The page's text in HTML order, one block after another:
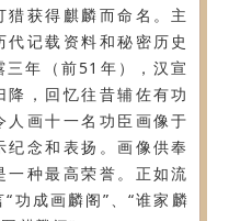
猎获得麒麟而命名。主
代记载资料和秘密历史
三年（前51年），汉宣
降，回忆往昔辅佐有功
人画十一名功臣画像于
纪念和表扬。画像供奉
一种最高荣誉。正如流
功成画麟阁”、“谁家麟